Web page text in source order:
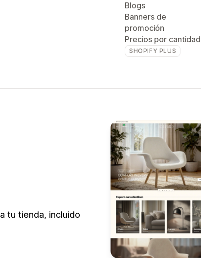
Blogs
Banners de
promoción
Precios por cantidad
SHOPIFY PLUS
tu tienda, incluido